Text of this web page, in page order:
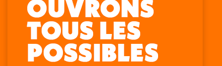
Retrouvez-nous sur :
Facebook
s'ouvre
La
page
X
s'ouvre
La
page
LinkedIn
s'ouvre
La
page
Instagram
s'ouvre